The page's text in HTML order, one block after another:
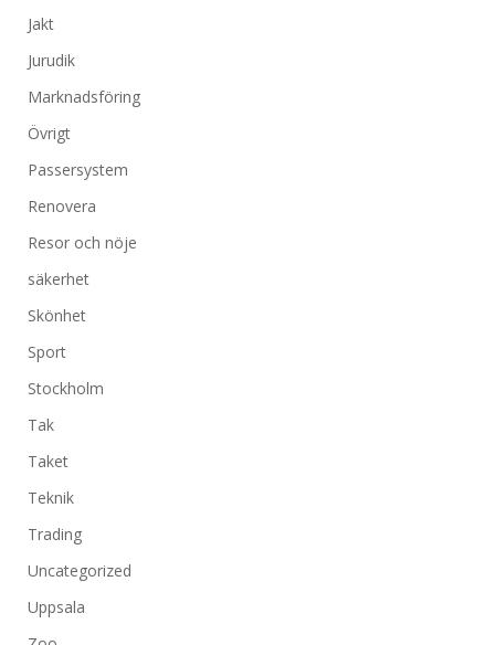
Jakt
Jurudik
Marknadsföring
Övrigt
Passersystem
Renovera
Resor och nöje
säkerhet
Skönhet
Sport
Stockholm
Tak
Taket
Teknik
Trading
Uncategorized
Uppsala